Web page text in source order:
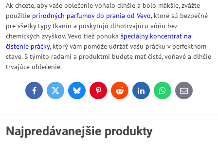
Ak chcete, aby vaše oblečenie voňalo dlhšie a bolo mäkšie, zvážte
použitie prírodných parfumov do prania od Vevo, ktoré sú bezpečné
pre všetky typy tkanín a poskytujú dlhotrvajúcu vôňu bez
chemických zvyškov. Vevo tiež ponúka špeciálny koncentrát na
čistenie práčky, ktorý vám pomôže udržať vašu práčku v perfektnom
stave. S týmito radami a produktmi budete mať čisté, voňavé a dlhšie
trvajúce oblečenie.
FacebookTwitterBlueskyPinterestReddit LinkedInWhatsApp
E-
mail
Najpredávanejšie produkty